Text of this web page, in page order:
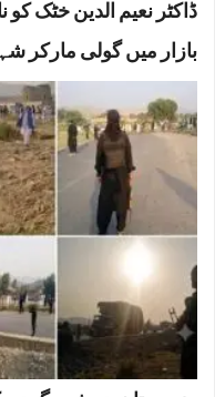
ڈاکٹر نعیم الدین خٹک کو
بازار میں گولی مارکر